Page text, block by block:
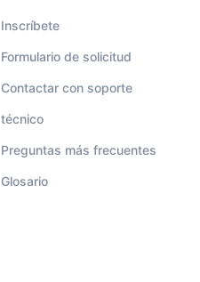
Inscríbete
Formulario de solicitud
Contactar con soporte
técnico
Preguntas más frecuentes
Glosario